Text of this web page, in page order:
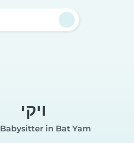
ויקי
Babysitter in Bat Yam